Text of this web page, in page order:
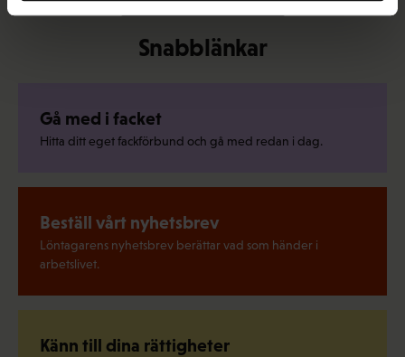
Snabblänkar
Gå med i facket
Hitta ditt eget fackförbund och gå med redan i dag.
Beställ vårt nyhetsbrev
Löntagarens nyhetsbrev berättar vad som händer i
arbetslivet.
Känn till dina rättigheter